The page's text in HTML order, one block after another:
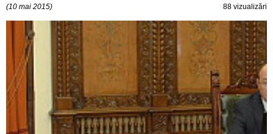
(10 mai 2015) 88 vizualizări